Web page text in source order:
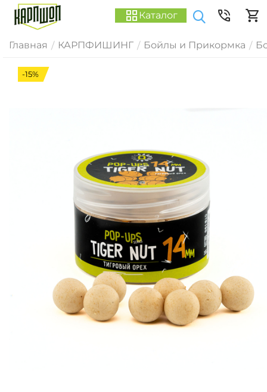
Каталог
Главная / КАРПФИШИНГ / Бойлы и Прикормка /
-15%